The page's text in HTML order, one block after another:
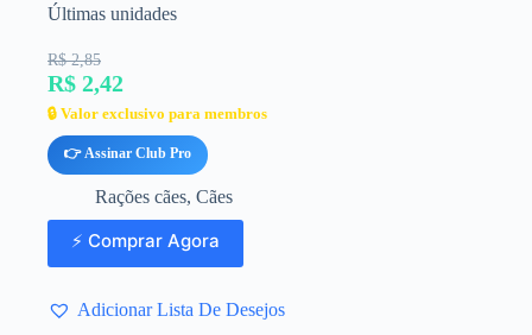
Últimas unidades
R$ 2,85
R$ 2,42
🔒 Valor exclusivo para membros
👉 Assinar Club Pro
Rações cães, Cães
⚡ Comprar Agora
Adicionar Lista De Desejos